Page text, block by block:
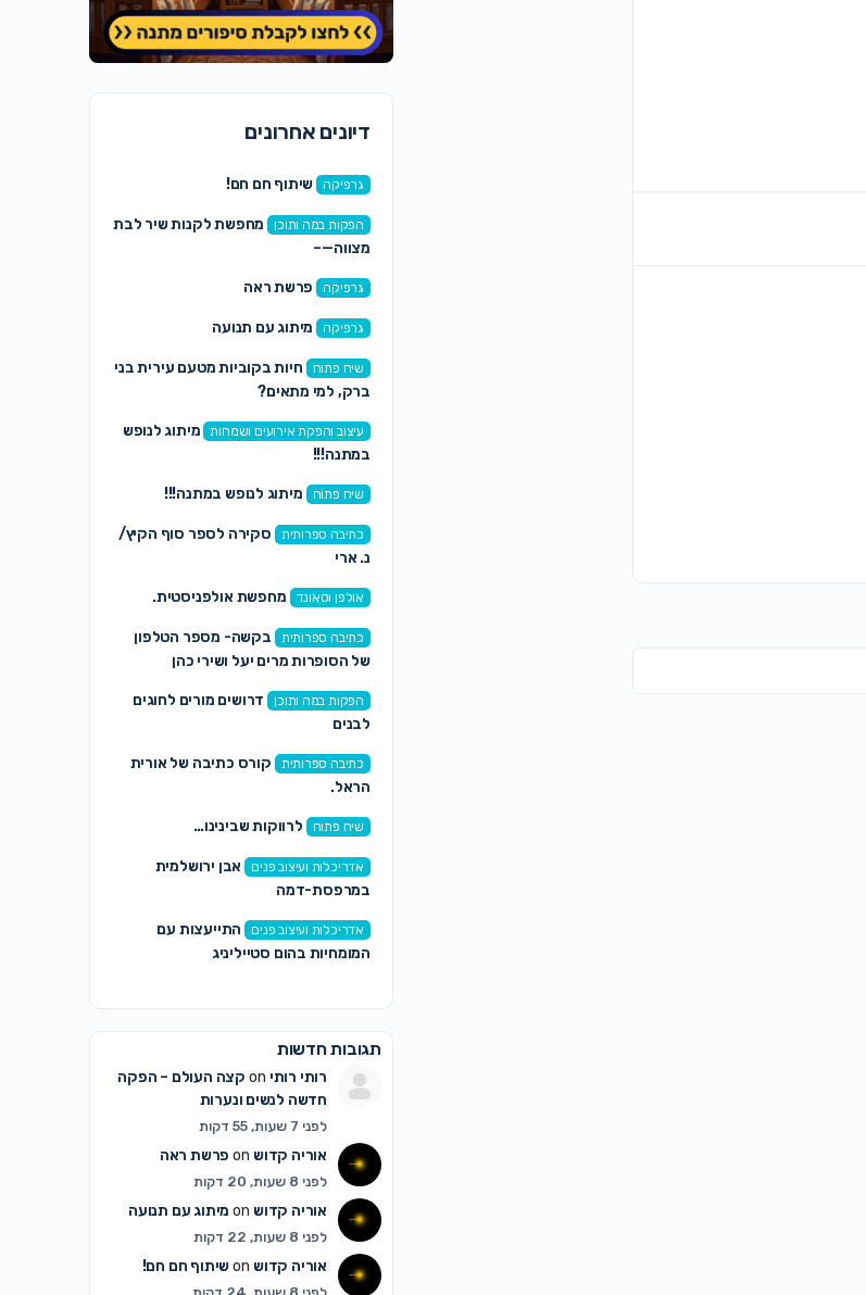
דיונים אחרונים
גרפיקה שיתוף חם חם!
הפקות במה ותוכן
מחפשת לקנות שיר לבת
מצווה—–
גרפיקה פרשת ראה
גרפיקה מיתוג עם תנועה
שיח פתוח
חיות בקוביות מטעם עירית בני
ברק, למי מתאים?
עיצוב והפקת אירועים ושמחות
מיתוג לנופש
במתנה!!!
שיח פתוח מיתוג לנופש במתנה!!!
כתיבה ספרותית
סקירה לספר סוף הקיץ/
נ. ארי
אולפן וסאונד מחפשת אולפניסטית.
כתיבה ספרותית
בקשה- מספר הטלפון
של הסופרות מרים יעל ושירי כהן
הפקות במה ותוכן
דרושים מורים לחוגים
לבנים
כתיבה ספרותית
קורס כתיבה של אורית
הראל.
שיח פתוח לרווקות שבינינו…
אדריכלות ועיצוב פנים
אבן ירושלמית
במרפסת-דמה
אדריכלות ועיצוב פנים
התייעצות עם
המומחיות בהום סטייליניג
תגובות חדשות
רותי רותי
קצה העולם – הפקה
חדשה לנשים ונערות
לפני 7 שעות, 55 דקות
אוריה קדוש פרשת ראה
לפני 8 שעות, 20 דקות
אוריה קדוש מיתוג עם תנועה
לפני 8 שעות, 22 דקות
אוריה קדוש שיתוף חם חם!